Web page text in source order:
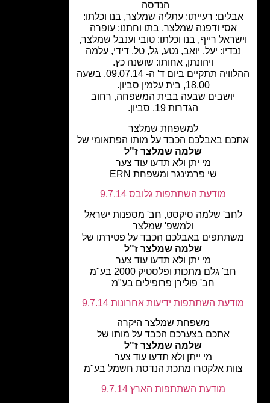
רעייתו: עתליה שמלצר, בנו וכלתו:
אסי ודפנה שמלצר, בתו וחתנו: עופרה
רייף, בנו וכלתו: טובי וענבל שמלצר,
יעל, יואב, נטע, גל, טל, דידי, עלמה
ויהונתן, אחותו: שושנה כץ.
ההלוויה תתקיים ביום ד' ה- 09.07.14, בשעה
יושבים שבעה בבית המשפחה, רחוב
הגדרות 19, סביון.
למשפחת שמלצר
באבלכם הכבד על מותו הפתאומי של
שלמה שמלצר ז"ל
מי יתן ולא תדעו עוד צער
שי פרמינגר ומשפחת ERN
מודעת השתתפות גלובס 9.7.14
שלמה סיקסט, חב' מספנות ישראל
ולמשפ' שמלצר
באבלכם הכבד על פטירתו של
שלמה שמלצר ז"ל
מי יתן ולא תדעו עוד צער
חב' גלם מתכות ופלסטיק 2000 בע"מ
חב' פולירן פרופילים בע"מ
השתתפות ידיעות אחרונות 9.7.14
משפחת שמלצר היקרה
אתכם בצערכם הכבד על מותו של
שלמה שמלצר ז"ל
מי ייתן ולא תדעו עוד צער
אלקטרו מתכת הנדסת חשמל בע"מ
מודעת השתתפות הארץ 9.7.14